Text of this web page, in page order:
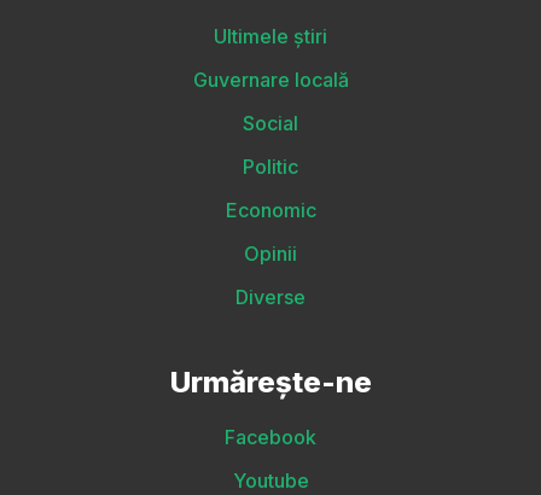
Ultimele știri
Guvernare locală
Social
Politic
Economic
Opinii
Diverse
Urmărește-ne
Facebook
Youtube